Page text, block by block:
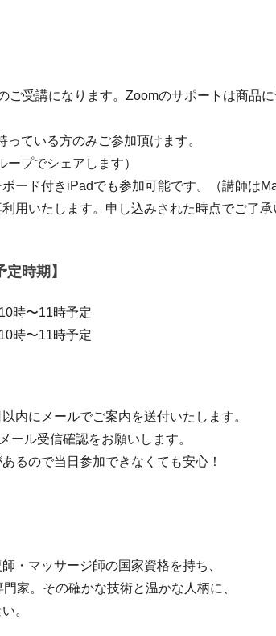
受講になります。Zoomのサポートは商品に
ている方のみご参加頂けます。
ープでシェアします）
ード付きiPadでも参加可能です。（講師は
用いたします。申し込みされた時点でご了
時期】
時〜11時予定
時〜11時予定
内にメールでご案内を送付いたします。
ル受信確認をお願いします。
るので当日参加できなくても安心！
・マッサージ師の国家資格を持ち、
家。その確かな技術と温かな人柄に、
。